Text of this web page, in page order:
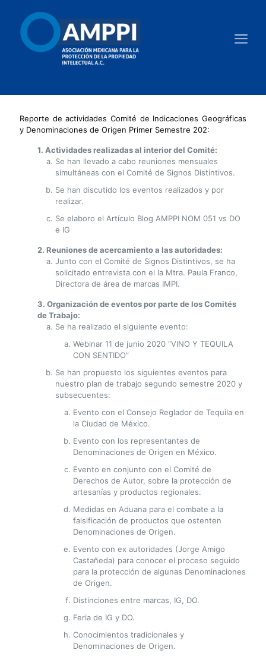
Reporte de actividades Comité de Indicaciones Geográficas
y Denominaciones de Origen Primer Semestre 202:
1. Actividades realizadas al interior del Comité:
Se han llevado a cabo reuniones mensuales
simultáneas con el Comité de Signos Distintivos.
Se han discutido los eventos realizados y por
realizar.
Se elaboro el Artículo Blog AMPPI NOM 051 vs DO
e IG
2. Reuniones de acercamiento a las autoridades:
Junto con el Comité de Signos Distintivos, se ha
solicitado entrevista con el la Mtra. Paula Franco,
Directora de área de marcas IMPI.
3. Organización de eventos por parte de los Comités
de Trabajo:
Se ha realizado el siguiente evento:
Webinar 11 de junio 2020 “VINO Y TEQUILA
CON SENTIDO”
Se han propuesto los siguientes eventos para
nuestro plan de trabajo segundo semestre 2020 y
subsecuentes:
Evento con el Consejo Reglador de Tequila en
la Ciudad de México.
Evento con los representantes de
Denominaciones de Origen en México.
Evento en conjunto con el Comité de
Derechos de Autor, sobre la protección de
artesanías y productos regionales.
Medidas en Aduana para el combate a la
falsificación de productos que ostenten
Denominaciones de Origen.
Evento con ex autoridades (Jorge Amigo
Castañeda) para conocer el proceso seguido
para la protección de algunas Denominaciones
de Origen.
Distinciones entre marcas, IG, DO.
Feria de IG y DO.
Conocimientos tradicionales y
Denominaciones de Origen.